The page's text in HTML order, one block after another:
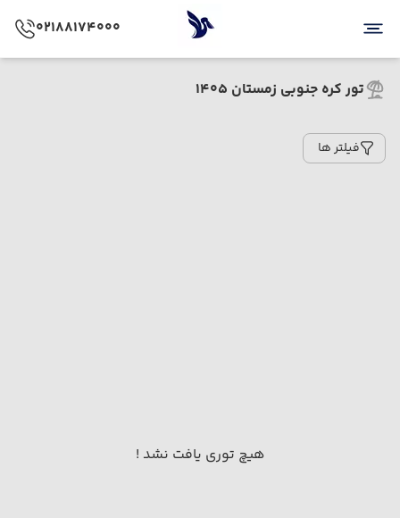
02188174000
تور کره جنوبی زمستان 1405
فیلتر ها
هیچ توری یافت نشد !